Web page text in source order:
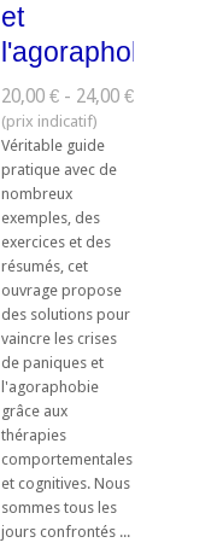
et
l'agoraphobie
20,00 € - 24,00 €
Véritable guide
pratique avec de
nombreux
exemples, des
exercices et des
résumés, cet
ouvrage propose
des solutions pour
vaincre les crises
de paniques et
l'agoraphobie
grâce aux
thérapies
comportementales
et cognitives. Nous
sommes tous les
jours confrontés ...